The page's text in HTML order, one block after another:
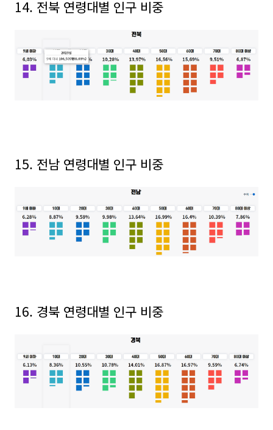
14. 전북 연령대별 인구 비중
15. 전남 연령대별 인구 비중
16. 경북 연령대별 인구 비중